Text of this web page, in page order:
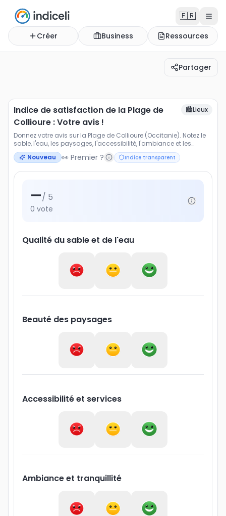
🇫🇷
Créer Business Ressources
Partager
Indice de satisfaction de la Plage de Collioure : Votre
Donnez votre avis sur la Plage de Collioure
Indice de satisfaction de la Plage de
Collioure : Votre avis !
🏙️Lieux
Donnez votre avis sur la Plage de Collioure (Occitanie). Notez le
sable, l'eau, les paysages, l'accessibilité, l'ambiance et les
activités proposées.
Nouveau 👀 Premier ? Indice transparent
—/ 5
0 vote
Qualité du sable et de l'eau
Beauté des paysages
Accessibilité et services
Ambiance et tranquillité